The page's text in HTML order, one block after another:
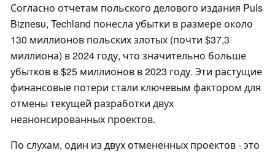
Согласно отчетам польского делового издания Puls
Biznesu, Techland понесла убытки в размере около
130 миллионов польских злотых (почти $37,3
миллиона) в 2024 году, что значительно больше
убытков в $25 миллионов в 2023 году. Эти растущие
финансовые потери стали ключевым фактором для
отмены текущей разработки двух
неанонсированных проектов.
По слухам, один из двух отмененных проектов - это